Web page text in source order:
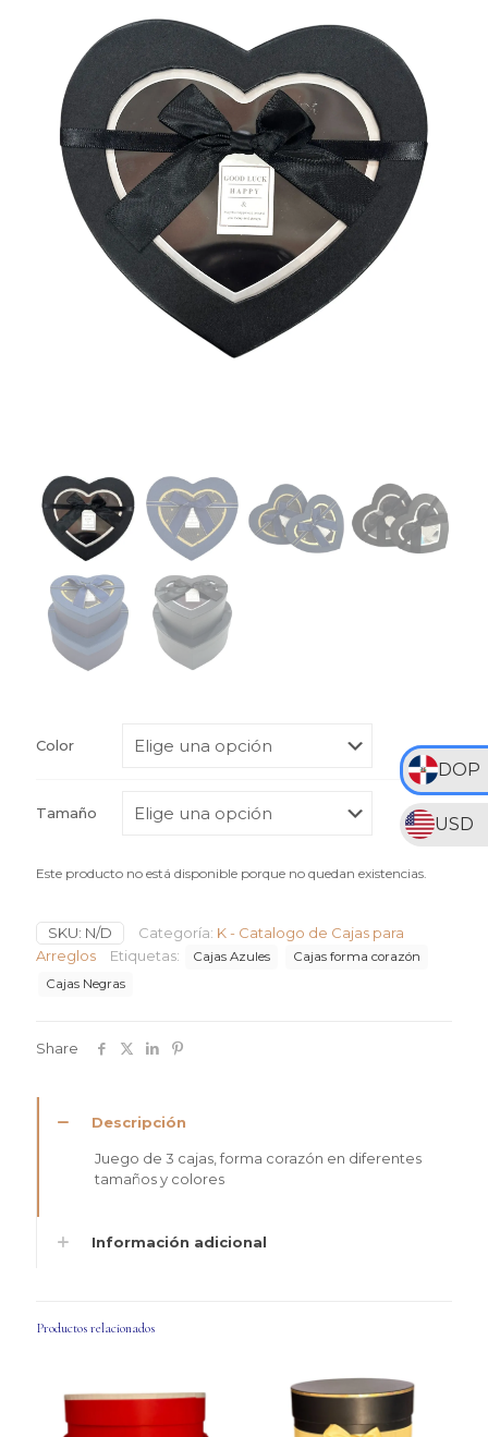
DOP
USD
Color
Tamaño
Este producto no está disponible porque no quedan existencias.
SKU: N/D Categoría: K - Catalogo de Cajas para
Arreglos
Etiquetas: Cajas Azules
Cajas forma corazón
Cajas Negras
Share
Descripción
Juego de 3 cajas, forma corazón en diferentes
tamaños y colores
Información adicional
Productos relacionados